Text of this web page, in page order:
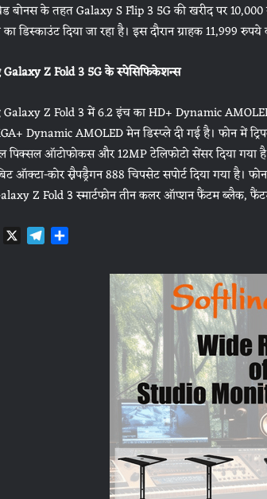
बोनस के तहत Galaxy S Flip 3 5G की खरीद पर
डिस्काउंट दिया जा रहा है। इस दौरान ग्राहक 11,999
Z Fold 3 5G के स्पेसिफिकेशन्स
Z Fold 3 में 6.2 इंच का HD+ Dynamic
Dynamic AMOLED मेन डिस्प्ले दी गई है। फोन में
पिक्सल ऑटोफोकस और 12MP टेलिफोटो सेंसर दिया गया
ऑक्टा-कोर स्नैपड्रैगन 888 चिपसेट सपोर्ट दिया गया है।
Z Fold 3 स्मार्टफोन तीन कलर ऑप्शन फैंटम ब्लैक,
W X T